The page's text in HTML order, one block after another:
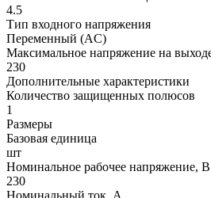
4.5
Тип входного напряжения
Переменный (AC)
Максимальное напряжение на
230
Дополнительные характеристики
Количество защищенных полюсов
1
Размеры
Базовая единица
шт
Номинальное рабочее напряжение, В
230
Номинальный ток, А